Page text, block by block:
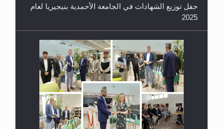
حفل توزيع الشهادات في الجامعة الأحمدية بنيجيريا لعام
2025